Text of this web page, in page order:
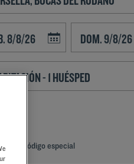
forward to interact with the
Navigate
un código especial